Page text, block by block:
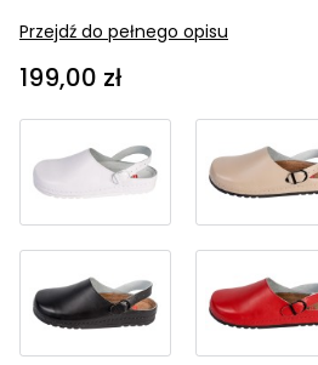
Przejdź do pełnego opisu
Cena
199,00 zł